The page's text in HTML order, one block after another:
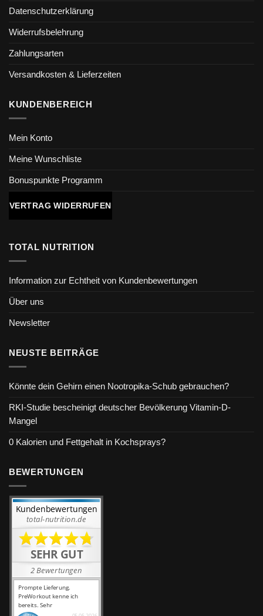
Datenschutzerklärung
Widerrufsbelehrung
Zahlungsarten
Versandkosten & Lieferzeiten
KUNDENBEREICH
Mein Konto
Meine Wunschliste
Bonuspunkte Programm
VERTRAG WIDERRUFEN
TOTAL NUTRITION
Information zur Echtheit von Kundenbewertungen
Über uns
Newsletter
NEUSTE BEITRÄGE
Könnte dein Gehirn einen Nootropika-Schub gebrauchen?
RKI-Studie bescheinigt deutscher Bevölkerung Vitamin-D-
Mangel
0 Kalorien und Fettgehalt in Kochsprays?
BEWERTUNGEN